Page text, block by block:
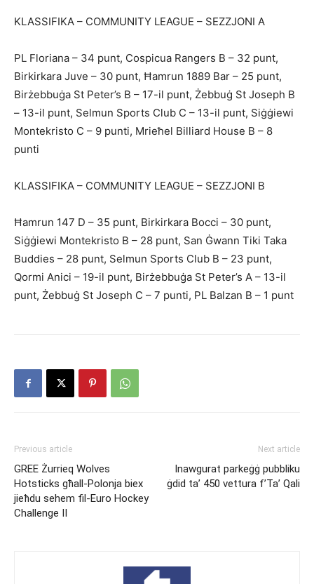
KLASSIFIKA – COMMUNITY LEAGUE – SEZZJONI A
PL Floriana – 34 punt, Cospicua Rangers B – 32 punt,
Birkirkara Juve – 30 punt, Ħamrun 1889 Bar – 25 punt,
Birżebbuġa St Peter’s B – 17-il punt, Żebbuġ St Joseph B
– 13-il punt, Selmun Sports Club C – 13-il punt, Siġġiewi
Montekristo C – 9 punti, Mrieħel Billiard House B – 8
punti
KLASSIFIKA – COMMUNITY LEAGUE – SEZZJONI B
Ħamrun 147 D – 35 punt, Birkirkara Bocci – 30 punt,
Siġġiewi Montekristo B – 28 punt, San Ġwann Tiki Taka
Buddies – 28 punt, Selmun Sports Club B – 23 punt,
Qormi Anici – 19-il punt, Birżebbuġa St Peter’s A – 13-il
punt, Żebbuġ St Joseph C – 7 punti, PL Balzan B – 1 punt
Previous article
GREE Żurrieq Wolves
Hotsticks għall-Polonja biex
jieħdu sehem fil-Euro Hockey
Challenge II
Next article
Inawgurat parkeġġ pubbliku
ġdid ta’ 450 vettura f’Ta’ Qali